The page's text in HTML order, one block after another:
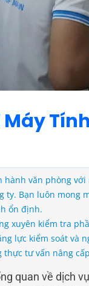
Máy Tính
hành văn phòng
ty. Bạn luôn mong
ổn định.
xuyên kiểm tra
lực kiểm soát và
tư vấn nâng
quan về dịch